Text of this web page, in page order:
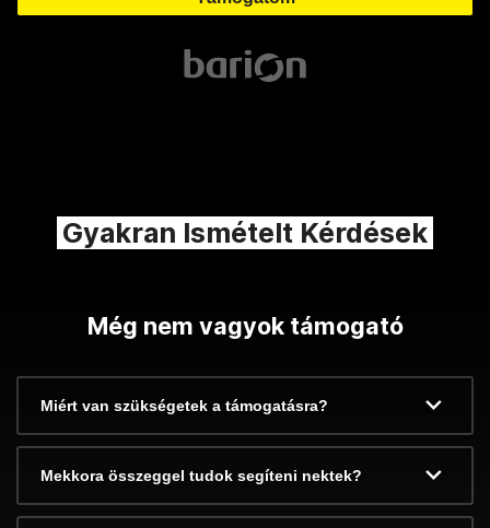
Gyakran Ismételt Kérdések
Még nem vagyok támogató
Miért van szükségetek a támogatásra?
Mekkora összeggel tudok segíteni nektek?